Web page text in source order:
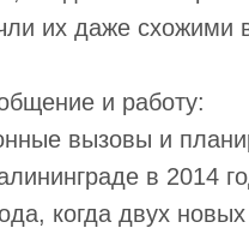
их даже схожими
и работу:
вызовы и
в 2014
когда двух новых